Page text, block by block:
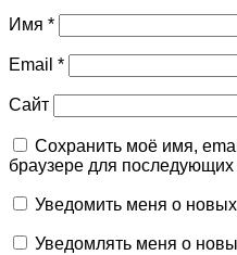
Имя *
Email *
Сайт
Сохранить моё имя,
браузере для
Уведомить меня о
Уведомлять меня о